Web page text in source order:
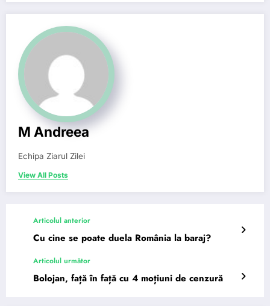
M Andreea
Echipa Ziarul Zilei
View All Posts
Articolul anterior
Cu cine se poate duela România la baraj?
Articolul următor
Bolojan, față în față cu 4 moțiuni de cenzură